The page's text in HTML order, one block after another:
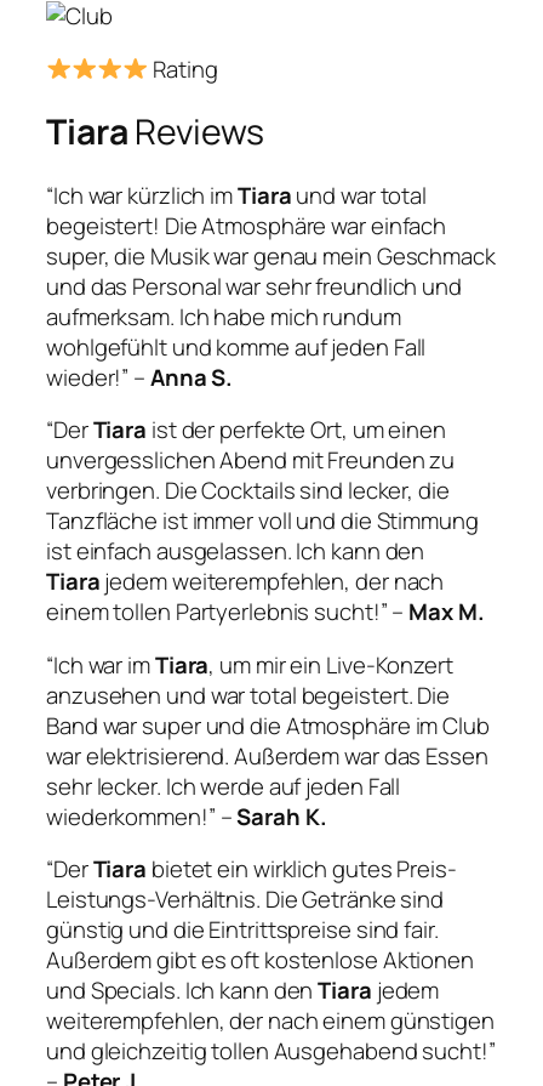
Rating
Tiara Reviews
“Ich war kürzlich imTiaraund war total
begeistert! Die Atmosphäre war einfach
super, die Musik war genau mein Geschmack
und das Personal war sehr freundlich und
aufmerksam. Ich habe mich rundum
wohlgefühlt und komme auf jeden Fall
wieder!” –Anna S.
“DerTiara ist der perfekte Ort, um einen
unvergesslichen Abend mit Freunden zu
verbringen. Die Cocktails sind lecker, die
Tanzfläche ist immer voll und die Stimmung
ist einfach ausgelassen. Ich kann den
Tiarajedem weiterempfehlen, der nach
einem tollen Partyerlebnis sucht!” – Max M.
“Ich war imTiara, um mir ein Live-Konzert
anzusehen und war total begeistert. Die
Band war super und die Atmosphäre im Club
war elektrisierend. Außerdem war das Essen
sehr lecker. Ich werde auf jeden Fall
wiederkommen!” –Sarah K.
“DerTiara bietet ein wirklich gutes Preis-
Leistungs-Verhältnis. Die Getränke sind
günstig und die Eintrittspreise sind fair.
Außerdem gibt es oft kostenlose Aktionen
und Specials. Ich kann denTiara jedem
weiterempfehlen, der nach einem günstigen
und gleichzeitig tollen Ausgehabend sucht!”